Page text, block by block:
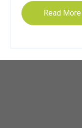
Read More